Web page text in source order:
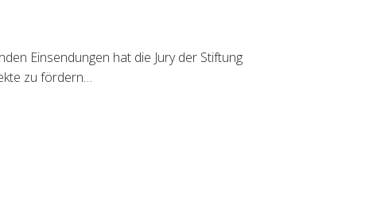
Einsendungen hat die Jury der Stiftung
zu fördern…